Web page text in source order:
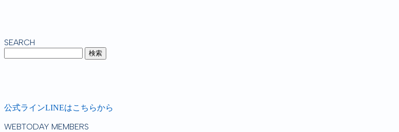
SEARCH
公式ラインLINEはこちらから
WEBTODAY MEMBERS